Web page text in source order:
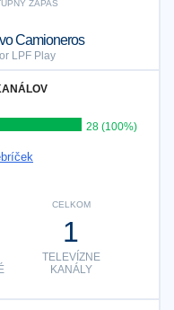
ZÁPAS
Camioneros
LPF Play
28 (100%)
CELKOM
1
TELEVÍZNE
KANÁLY